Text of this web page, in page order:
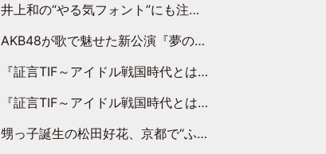
井上和の“やる気フォント”にも注目 乃木坂46が挑んだ書道パフォーマンスの舞台裏
AKB48が歌で魅せた新公演『夢のポップスター』 初日から全身全霊のステージ
『証言TIF～アイドル戦国時代とはなんだったのか～』第6回：でんぱ組.inc・古川未鈴×相沢梨紗「『ハロプロやりたかったな』って言ったら、夢眠ねむさんに『てめえはでんぱ組．incなんだよ！』って肩パンされて(笑)」
『証言TIF～アイドル戦国時代とはなんだったのか～』第11回：私立恵比寿中学・真山りか×安本彩花「TIFで10年ぶりのキョンシーメイクをしたら、場を完全に引かせてしまって。時代が変わったんだなって」
甥っ子誕生の松田好花、京都で“ふたつの家族”をはしご！ “母”黒谷友香に見送られ、“父”松岡昌宏とはハシゴ酒